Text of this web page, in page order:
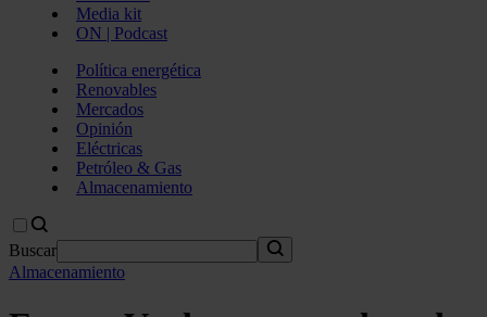
Media kit
ON | Podcast
Política energética
Renovables
Mercados
Opinión
Eléctricas
Petróleo & Gas
Almacenamiento
Buscar
Almacenamiento